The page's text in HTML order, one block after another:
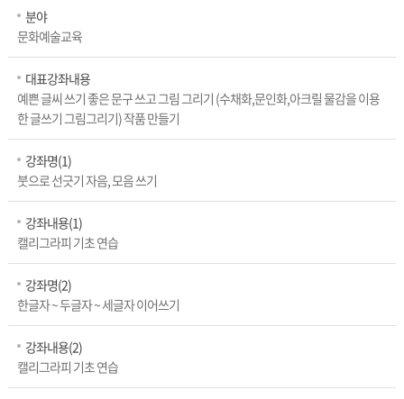
분야
문화예술교육
대표강좌내용
예쁜 글씨 쓰기 좋은 문구 쓰고 그림 그리기 (수채화,문인화,아크릴 물감을 이용
한 글쓰기 그림그리기) 작품 만들기
강좌명(1)
붓으로 선긋기 자음, 모음 쓰기
강좌내용(1)
캘리그라피 기초 연습
강좌명(2)
한글자 ~ 두글자 ~ 세글자 이어쓰기
강좌내용(2)
캘리그라피 기초 연습